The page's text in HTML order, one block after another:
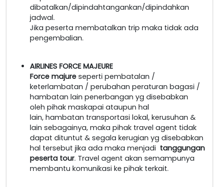
dibatalkan/dipindahtangankan/dipindahkan
jadwal.
Jika peserta membatalkan trip maka tidak ada
pengembalian.
AIRLINES FORCE MAJEURE
Force majure seperti pembatalan /
keterlambatan / perubahan peraturan bagasi /
hambatan lain penerbangan yg disebabkan
oleh pihak maskapai ataupun hal
lain, hambatan transportasi lokal, kerusuhan &
lain sebagainya, maka pihak travel agent tidak
dapat dituntut & segala kerugian yg disebabkan
hal tersebut jika ada maka menjadi tanggungan
peserta tour. Travel agent akan semampunya
membantu komunikasi ke pihak terkait.